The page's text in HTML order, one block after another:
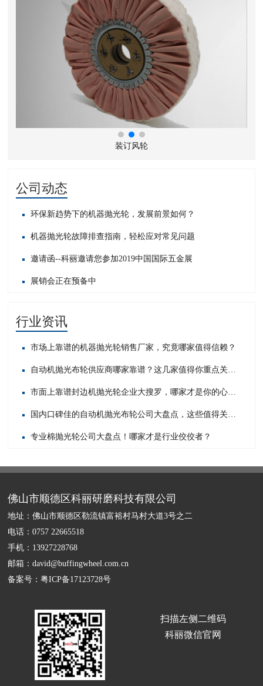
装订风轮
公司动态
环保新趋势下的机器抛光轮，发展前景如何？
机器抛光轮故障排查指南，轻松应对常见问题​
邀请函--科丽邀请您参加2019中国国际五金展
展销会正在预备中
行业资讯
市场上靠谱的机器抛光轮销售厂家，究竟哪家值得信赖？
自动机抛光布轮供应商哪家靠谱？这几家值得你重点关注！
市面上靠谱封边机抛光轮企业大搜罗，哪家才是你的心头好？
国内口碑佳的自动机抛光布轮公司大盘点，这些值得关注！
专业棉抛光轮公司大盘点！哪家才是行业佼佼者？
佛山市顺德区科丽研磨科技有限公司
地址：佛山市顺德区勒流镇富裕村马村大道3号之二
电话：0757 22665518
手机：13927228768
邮箱：david@buffingwheel.com.cn
备案号：粤ICP备17123728号
扫描左侧二维码
科丽微信官网